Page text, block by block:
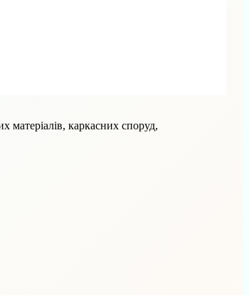
матеріалів, каркасних споруд,